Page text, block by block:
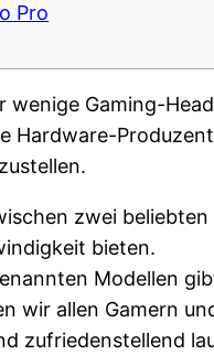
Pro
wenige Gaming-
Hardware-
zwei
bieten.
Modellen
wir allen Gamern
zufriedenstellend